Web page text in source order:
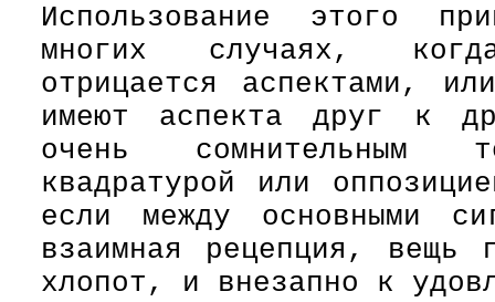
Использование этого
многих случаях,
отрицается аспектами,
имеют аспекта друг к
очень сомнительным
квадратурой или
если между основными
взаимная рецепция, вещь
хлопот, и внезапно к